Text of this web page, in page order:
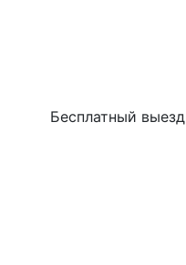
Бесплатный выезд